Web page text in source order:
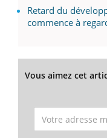
Retard du
commence à
Vous aimez cet